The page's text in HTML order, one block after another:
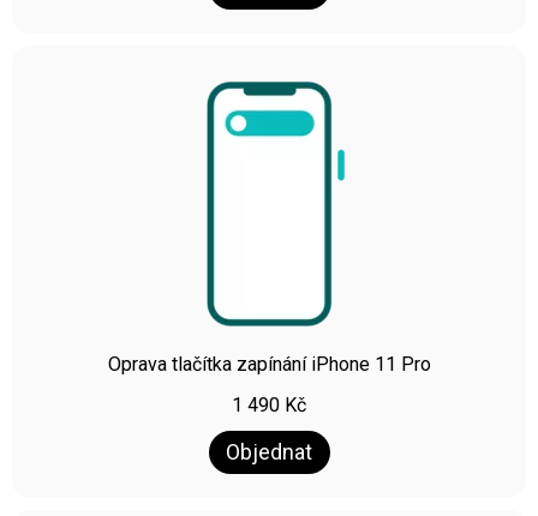
Oprava tlačítka zapínání iPhone 11 Pro
1 490 Kč
Objednat